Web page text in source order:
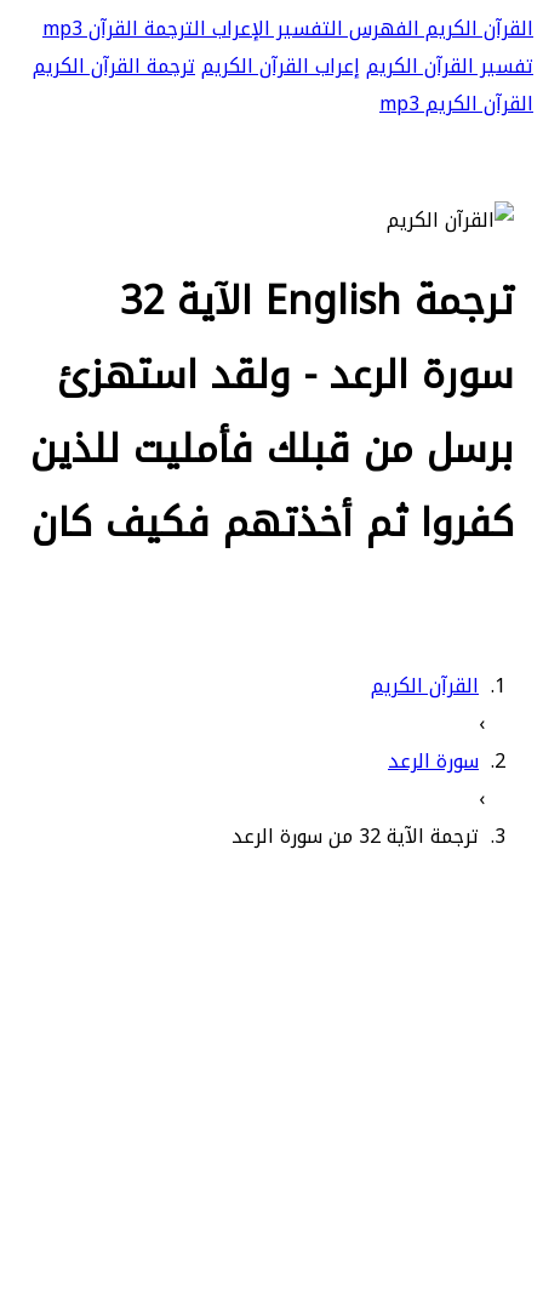
القرآن الكريمالفهرسالتفسيرالإعرابالترجمةالقرآن mp3
تفسير القرآن الكريمإعراب القرآن الكريمترجمة القرآن الكريم
القرآن الكريم mp3
ترجمة English الآية 32
سورة الرعد - ولقد استهزئ
برسل من قبلك فأمليت للذين
كفروا ثم أخذتهم فكيف كان
القرآن الكريم
›
سورة الرعد
›
ترجمة الآية 32 من سورة الرعد